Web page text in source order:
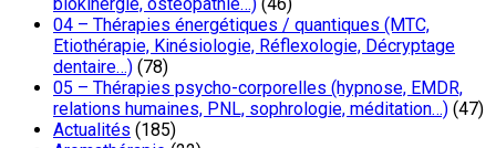
04 – Thérapies énergétiques / quantiques (MTC,
Etiothérapie, Kinésiologie, Réflexologie, Décryptage
dentaire…) (78)
05 – Thérapies psycho-corporelles (hypnose, EMDR,
relations humaines, PNL, sophrologie, méditation…) (47)
Actualités (185)